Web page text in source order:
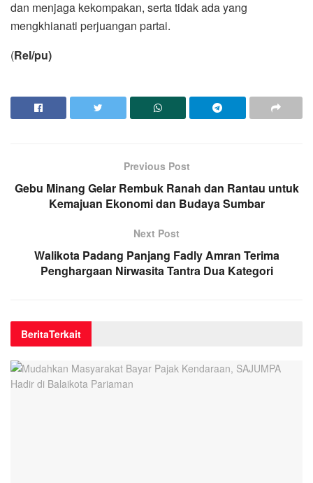
dan menjaga kekompakan, serta tidak ada yang
mengkhianati perjuangan partai.
(Rel/pu)
Previous Post
Gebu Minang Gelar Rembuk Ranah dan Rantau untuk
Kemajuan Ekonomi dan Budaya Sumbar
Next Post
Walikota Padang Panjang Fadly Amran Terima
Penghargaan Nirwasita Tantra Dua Kategori
BeritaTerkait